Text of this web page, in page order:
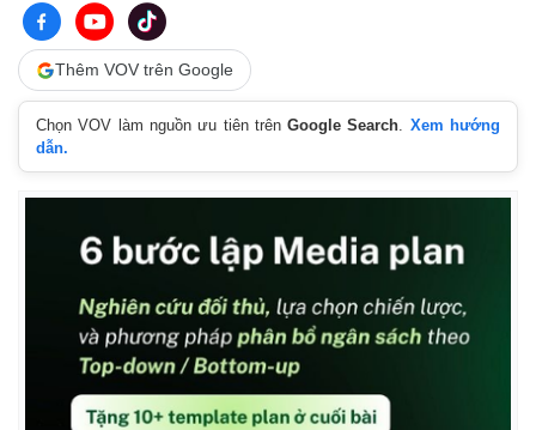
Thêm VOV trên Google
Chọn VOV làm nguồn ưu tiên trênGoogle Search. Xem hướng
dẫn.